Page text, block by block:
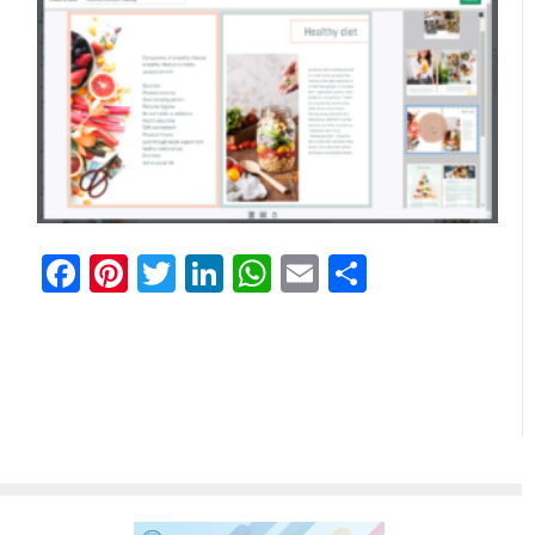
Facebook
Pinterest
Twitter
LinkedIn
WhatsApp
Email